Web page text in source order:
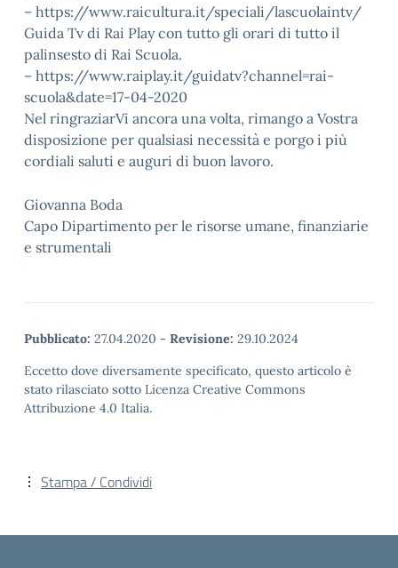
– https://www.raicultura.it/speciali/lascuolaintv/
Guida Tv di Rai Play con tutto gli orari di tutto il
palinsesto di Rai Scuola.
– https://www.raiplay.it/guidatv?channel=rai-
scuola&date=17-04-2020
Nel ringraziarVi ancora una volta, rimango a Vostra
disposizione per qualsiasi necessità e porgo i più
cordiali saluti e auguri di buon lavoro.
Giovanna Boda
Capo Dipartimento per le risorse umane, finanziarie
e strumentali
Pubblicato: 27.04.2020 - Revisione: 29.10.2024
Eccetto dove diversamente specificato, questo articolo è
stato rilasciato sotto Licenza Creative Commons
Attribuzione 4.0 Italia.
Stampa / Condividi